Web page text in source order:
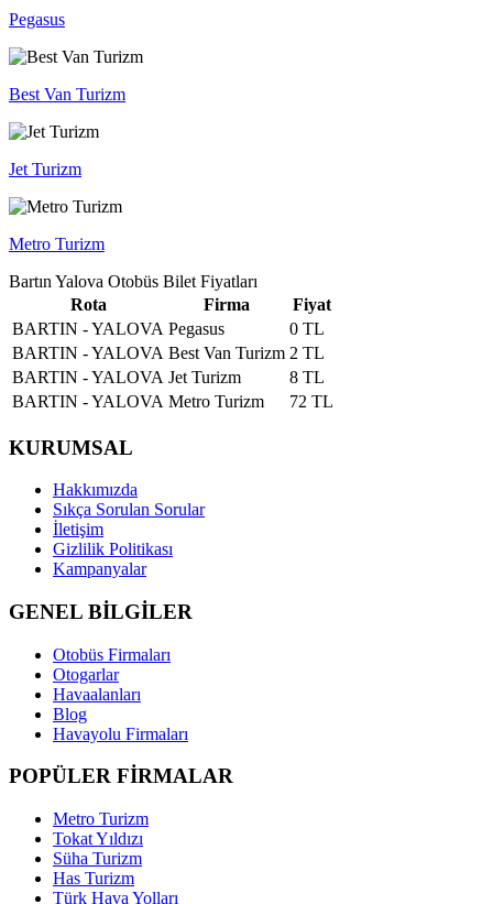
Pegasus
Best Van Turizm
Jet Turizm
Metro Turizm
Bartın Yalova Otobüs Bilet Fiyatları
Rota
Firma
Fiyat
BARTIN - YALOVA Pegasus
0 TL
BARTIN - YALOVA Best Van Turizm 2 TL
BARTIN - YALOVA Jet Turizm
8 TL
BARTIN - YALOVA Metro Turizm 72 TL
KURUMSAL
Hakkımızda
Sıkça Sorulan Sorular
İletişim
Gizlilik Politikası
Kampanyalar
GENEL BİLGİLER
Otobüs Firmaları
Otogarlar
Havaalanları
Blog
Havayolu Firmaları
POPÜLER FİRMALAR
Metro Turizm
Tokat Yıldızı
Süha Turizm
Has Turizm
Türk Hava Yolları